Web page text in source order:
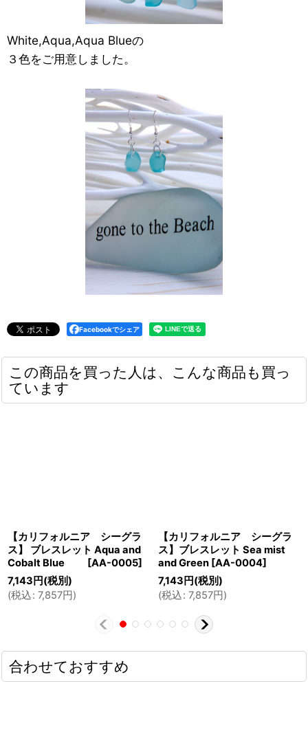
White,Aqua,Aqua Blueの
３色をご用意しました。
Facebookでシェア
この商品を買った人は、こんな商品も買っ
ています
【カリフォルニア シーグラ
ス】 ブレスレット Aqua and
Cobalt Blue
[AA-0005]
7,143 円(税別)
(税込: 7,857円 )
【カリフォルニア シーグラ
ス】ブレスレット Sea mist
and Green [AA-0004]
7,143 円(税別)
(税込: 7,857円 )
合わせておすすめ